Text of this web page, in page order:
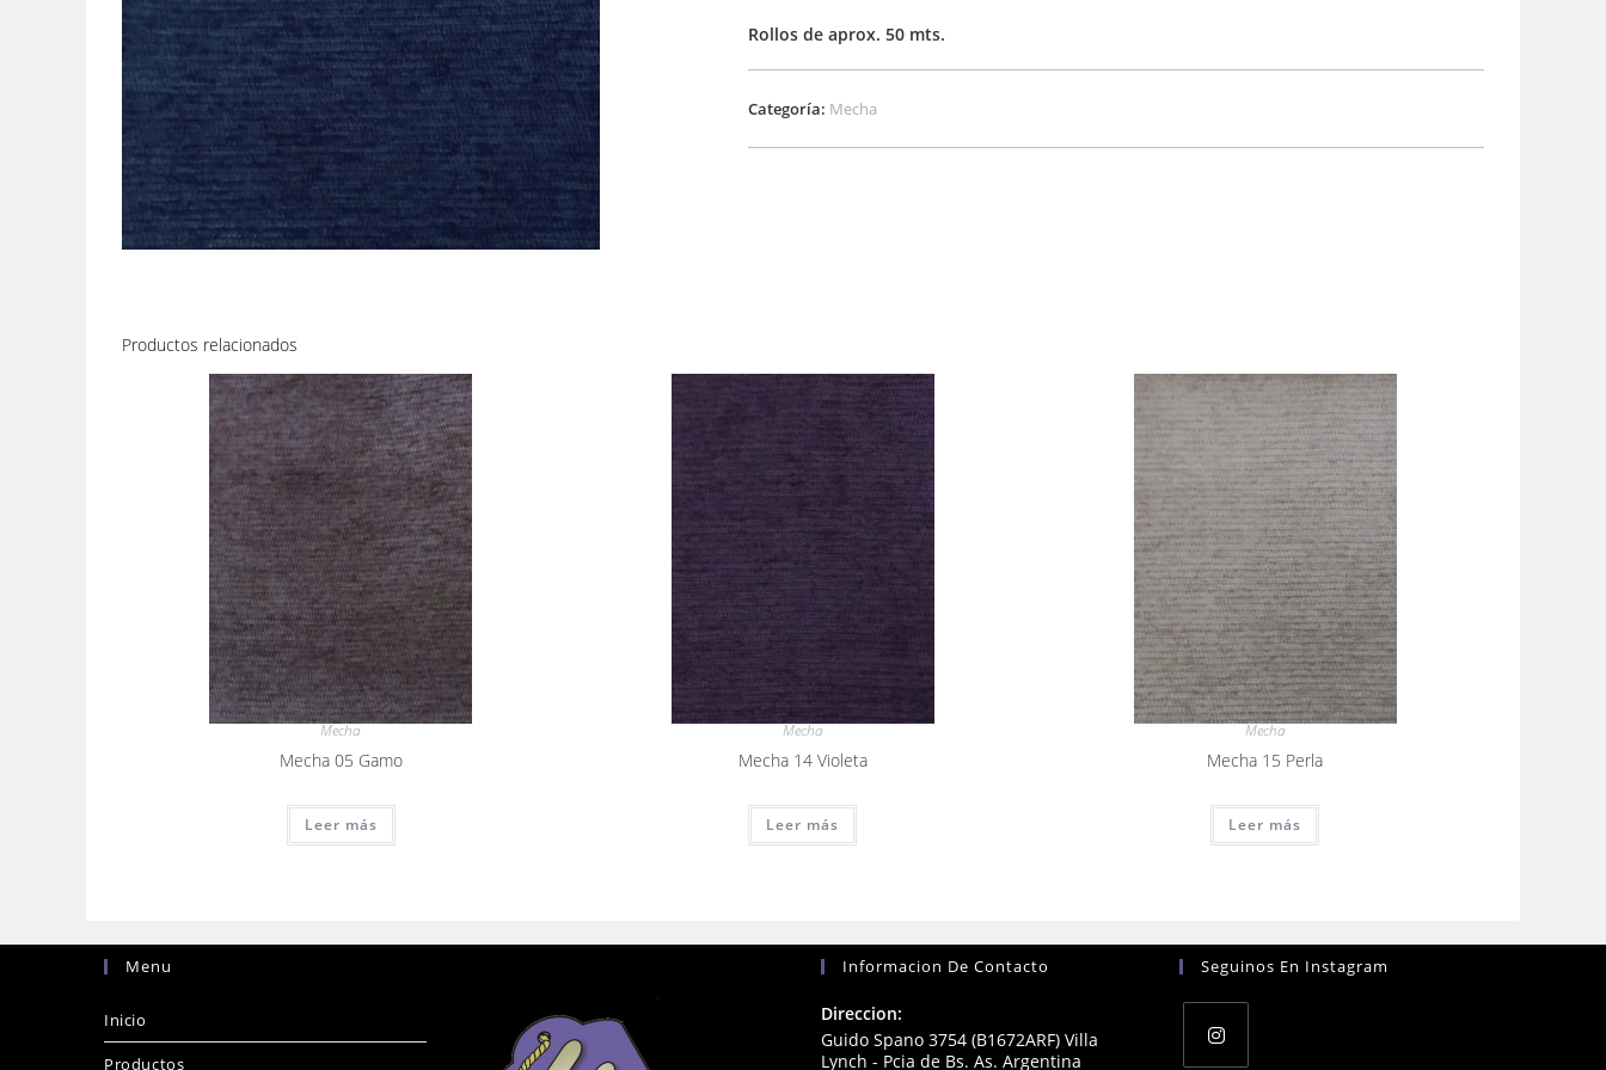
Rollos de aprox. 50 mts.
Categoría: Mecha
Productos relacionados
Mecha
Mecha 05 Gamo
Leer más
Mecha
Mecha 14 Violeta
Leer más
Mecha
Mecha 15 Perla
Leer más
Menu
Inicio
Productos
Informacion De Contacto
Direccion:
Guido Spano 3754 (B1672ARF) Villa
Lynch - Pcia de Bs. As. Argentina
Seguinos En Instagram